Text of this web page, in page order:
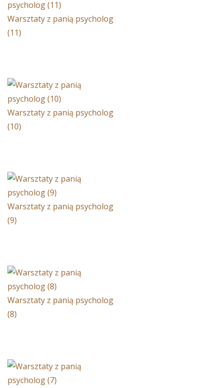
Warsztaty z panią psycholog
(11)
Warsztaty z panią psycholog
(10)
Warsztaty z panią psycholog
(9)
Warsztaty z panią psycholog
(8)